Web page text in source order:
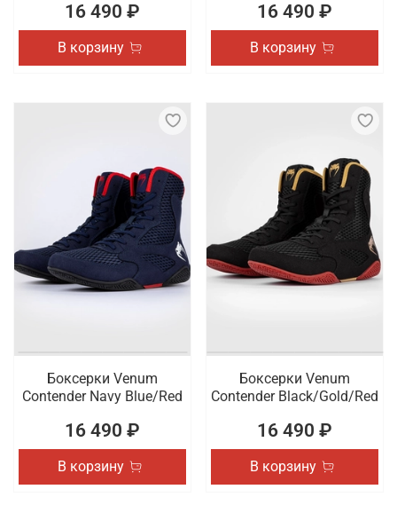
16 490 ₽
В корзину
16 490 ₽
В корзину
Боксерки Venum
Contender Navy Blue/Red
16 490 ₽
В корзину
Боксерки Venum
Contender Black/Gold/Red
16 490 ₽
В корзину